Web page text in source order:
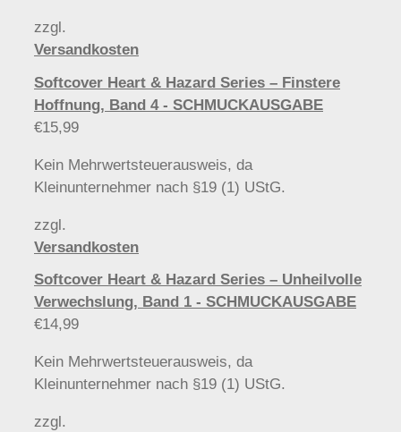
zzgl.
Versandkosten
Softcover Heart & Hazard Series – Finstere
Hoffnung, Band 4 - SCHMUCKAUSGABE
€15,99
Kein Mehrwertsteuerausweis, da
Kleinunternehmer nach §19 (1) UStG.
zzgl.
Versandkosten
Softcover Heart & Hazard Series – Unheilvolle
Verwechslung, Band 1 - SCHMUCKAUSGABE
€14,99
Kein Mehrwertsteuerausweis, da
Kleinunternehmer nach §19 (1) UStG.
zzgl.